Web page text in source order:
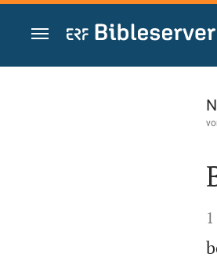
Zum Inhalt springen
1